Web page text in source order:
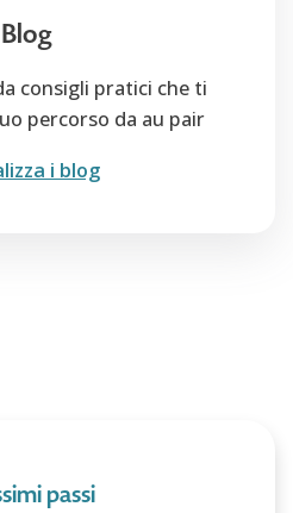
Blog
consigli pratici che ti
percorso da au pair
i blog
passi